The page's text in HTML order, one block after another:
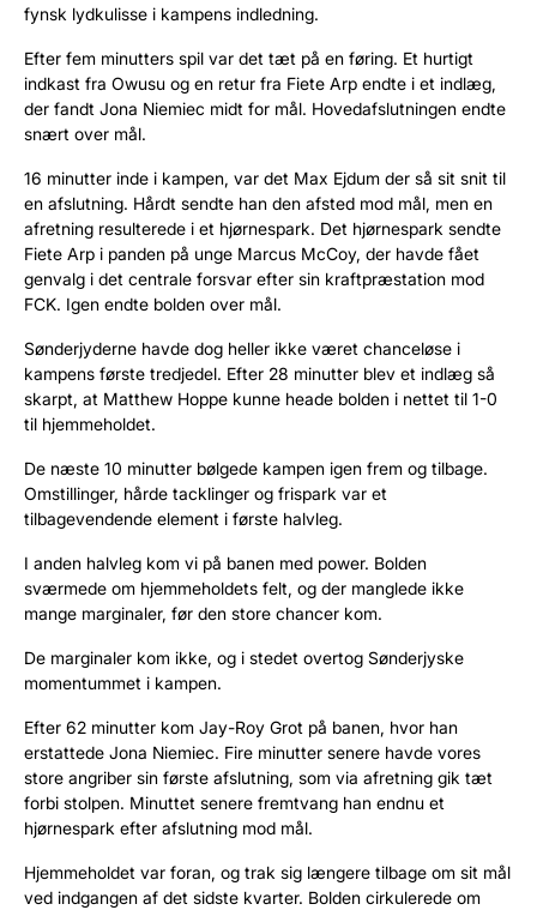
fynsk lydkulisse i kampens indledning.
Efter fem minutters spil var det tæt på en føring. Et hurtigt
indkast fra Owusu og en retur fra Fiete Arp endte i et indlæg,
der fandt Jona Niemiec midt for mål. Hovedafslutningen endte
snært over mål.
16 minutter inde i kampen, var det Max Ejdum der så sit snit til
en afslutning. Hårdt sendte han den afsted mod mål, men en
afretning resulterede i et hjørnespark. Det hjørnespark sendte
Fiete Arp i panden på unge Marcus McCoy, der havde fået
genvalg i det centrale forsvar efter sin kraftpræstation mod
FCK. Igen endte bolden over mål.
Sønderjyderne havde dog heller ikke været chanceløse i
kampens første tredjedel. Efter 28 minutter blev et indlæg så
skarpt, at Matthew Hoppe kunne heade bolden i nettet til 1-0
til hjemmeholdet.
De næste 10 minutter bølgede kampen igen frem og tilbage.
Omstillinger, hårde tacklinger og frispark var et
tilbagevendende element i første halvleg.
I anden halvleg kom vi på banen med power. Bolden
sværmede om hjemmeholdets felt, og der manglede ikke
mange marginaler, før den store chancer kom.
De marginaler kom ikke, og i stedet overtog Sønderjyske
momentummet i kampen.
Efter 62 minutter kom Jay-Roy Grot på banen, hvor han
erstattede Jona Niemiec. Fire minutter senere havde vores
store angriber sin første afslutning, som via afretning gik tæt
forbi stolpen. Minuttet senere fremtvang han endnu et
hjørnespark efter afslutning mod mål.
Hjemmeholdet var foran, og trak sig længere tilbage om sit mål
ved indgangen af det sidste kvarter. Bolden cirkulerede om